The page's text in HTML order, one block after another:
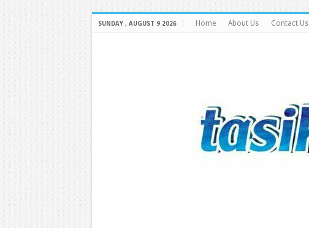
SUNDAY , AUGUST 9 2026 Home About Us Contact Us